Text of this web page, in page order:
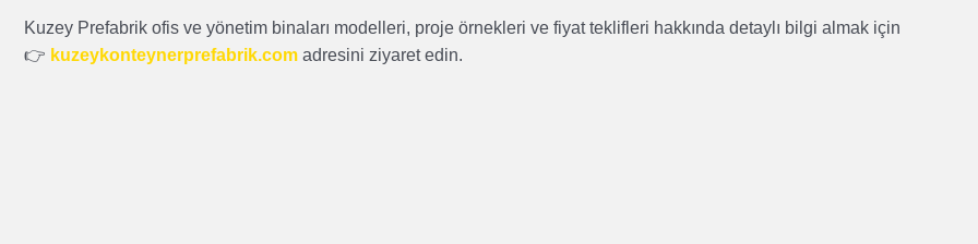
Kuzey Prefabrik ofis ve yönetim binaları modelleri, proje örnekleri ve fiyat teklifleri hakkında detaylı bilgi almak için
👉 kuzeykonteynerprefabrik.com adresini ziyaret edin.